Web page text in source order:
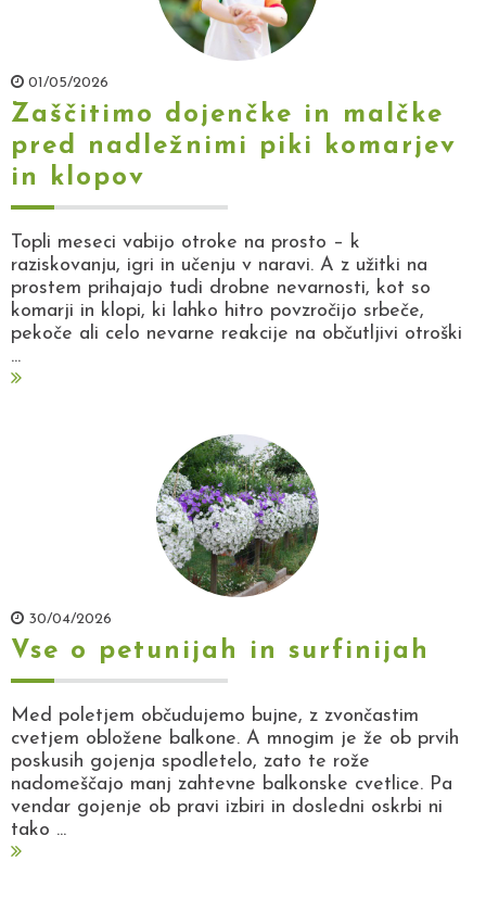
01/05/2026
Zaščitimo dojenčke in malčke
pred nadležnimi piki komarjev
in klopov
Topli meseci vabijo otroke na prosto – k
raziskovanju, igri in učenju v naravi. A z užitki na
prostem prihajajo tudi drobne nevarnosti, kot so
komarji in klopi, ki lahko hitro povzročijo srbeče,
pekoče ali celo nevarne reakcije na občutljivi otroški
...
30/04/2026
Vse o petunijah in surfinijah
Med poletjem občudujemo bujne, z zvončastim
cvetjem obložene balkone. A mnogim je že ob prvih
poskusih gojenja spodletelo, zato te rože
nadomeščajo manj zahtevne balkonske cvetlice. Pa
vendar gojenje ob pravi izbiri in dosledni oskrbi ni
tako ...